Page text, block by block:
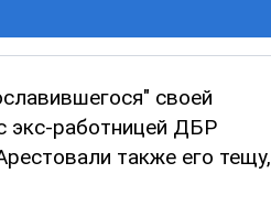
своей
экс-работницей ДБР
также его тещу,